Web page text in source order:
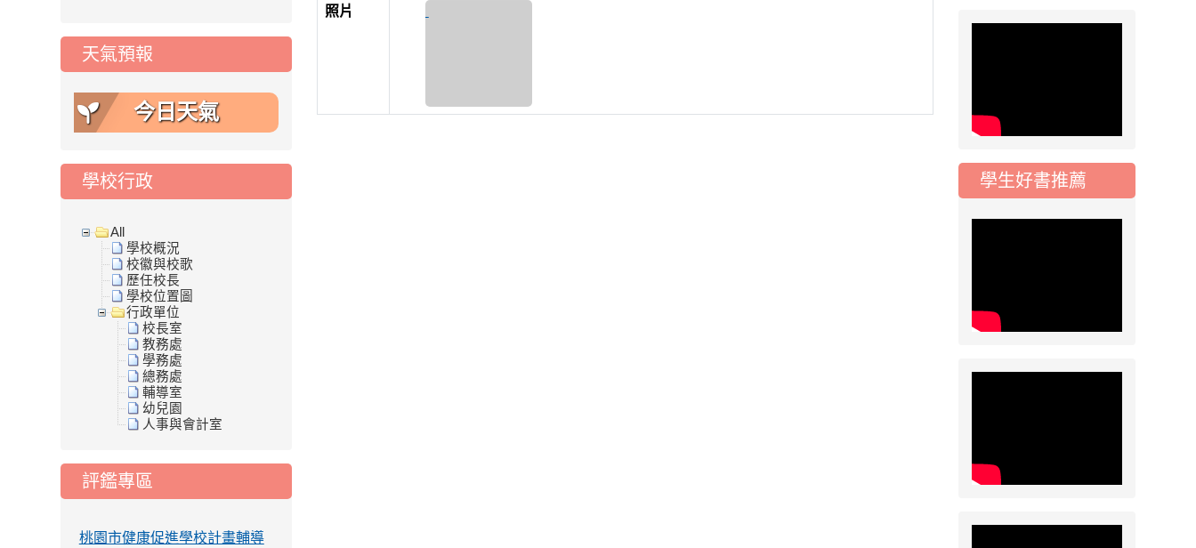
照片
天氣預報
今日天氣
學校行政
All
學校概況
校徽與校歌
歷任校長
學校位置圖
行政單位
校長室
教務處
學務處
總務處
輔導室
幼兒園
人事與會計室
評鑑專區
桃園市健康促進學校計畫輔導
2026-07-31
學校對面建案申請8
停」一案，請各位用
路人留意
2026-07-17
比賽通知
學生好書推薦